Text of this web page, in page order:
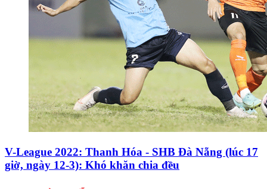
V-League 2022: Thanh Hóa - SHB Đà Nẵng (lúc 17
giờ, ngày 12-3): Khó khăn chia đều